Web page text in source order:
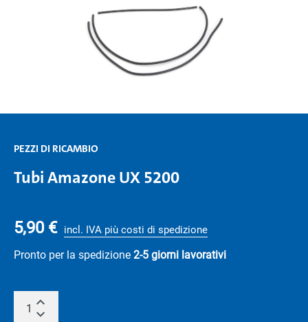
PEZZI DI RICAMBIO
Tubi Amazone UX 5200
5,90 € incl. IVA più costi di spedizione
Pronto per la spedizione 2-5 giorni lavorativi